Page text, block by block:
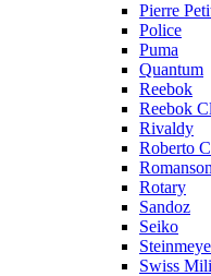
Pierre
Police
Puma
Quantum
Reebok
Reebok
Rivaldy
Roberto
Romanson
Rotary
Sandoz
Seiko
Swiss